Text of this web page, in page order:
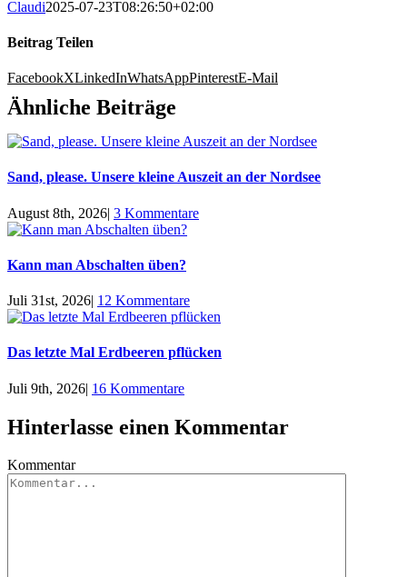
Claudi2025-07-23T08:26:50+02:00
Beitrag Teilen
FacebookXLinkedInWhatsAppPinterestE-Mail
Ähnliche Beiträge
Sand, please. Unsere kleine Auszeit an der Nordsee
August 8th, 2026| 3 Kommentare
Kann man Abschalten üben?
Juli 31st, 2026| 12 Kommentare
Das letzte Mal Erdbeeren pflücken
Juli 9th, 2026| 16 Kommentare
Hinterlasse einen Kommentar
Kommentar